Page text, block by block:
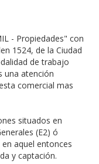
- Propiedades" con
1524, de la Ciudad
de trabajo
una atención
comercial mas
situados en
(E2) ó
aquel entonces
y captación.